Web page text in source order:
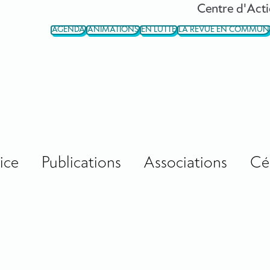
Centre
AGENDA ANIMATIONS EN LUTTE LA REVUE EN COMMUN
Publications Associations